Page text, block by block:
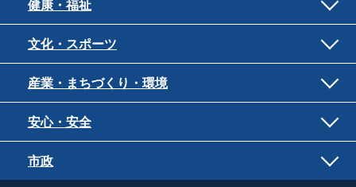
健康・福祉
文化・スポーツ
産業・まちづくり・環境
安心・安全
市政